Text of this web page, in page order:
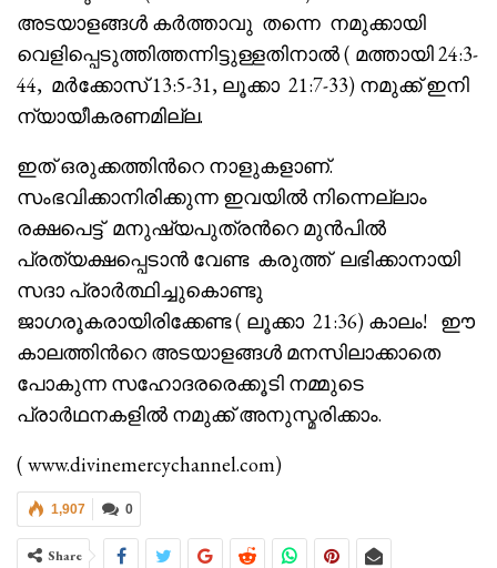
അടയാളങ്ങൾ കർത്താവു തന്നെ നമുക്കായി
വെളിപ്പെടുത്തിത്തന്നിട്ടുള്ളതിനാൽ ( മത്തായി 24:3-
44, മർക്കോസ് 13:5-31, ലൂക്കാ 21:7-33) നമുക്ക്‌ ഇനി
ന്യായീകരണമില്ല.
ഇത് ഒരുക്കത്തിൻറെ നാളുകളാണ്.
സംഭവിക്കാനിരിക്കുന്ന ഇവയിൽ നിന്നെല്ലാം
രക്ഷപെട്ട് മനുഷ്യപുത്രൻറെ മുൻപിൽ
പ്രത്യക്ഷപ്പെടാൻ വേണ്ട കരുത്ത് ലഭിക്കാനായി
സദാ പ്രാർത്ഥിച്ചുകൊണ്ടു
ജാഗരൂകരായിരിക്കേണ്ട ( ലൂക്കാ 21:36) കാലം! ഈ
കാലത്തിൻറെ അടയാളങ്ങൾ മനസിലാക്കാതെ
പോകുന്ന സഹോദരരെക്കൂടി നമ്മുടെ
പ്രാർഥനകളിൽ നമുക്ക് അനുസ്മരിക്കാം.
( www.divinemercychannel.com)
0
1,907
Share